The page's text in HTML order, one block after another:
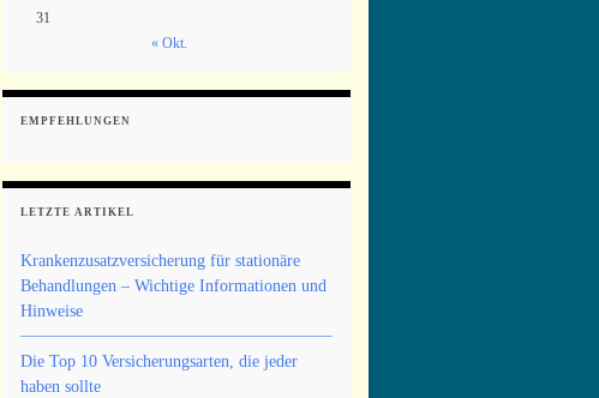
31
« Okt.
EMPFEHLUNGEN
LETZTE ARTIKEL
Krankenzusatzversicherung für stationäre
Behandlungen – Wichtige Informationen und
Hinweise
Die Top 10 Versicherungsarten, die jeder
haben sollte